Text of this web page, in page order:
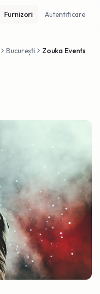
Furnizori Autentificare
București Zouka Events